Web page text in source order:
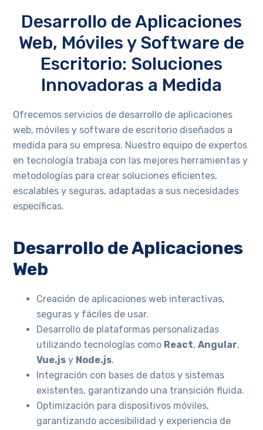
Desarrollo de Aplicaciones
Web, Móviles y Software de
Escritorio: Soluciones
Innovadoras a Medida
Ofrecemos servicios de desarrollo de aplicaciones
web, móviles y software de escritorio diseñados a
medida para su empresa. Nuestro equipo de expertos
en tecnología trabaja con las mejores herramientas y
metodologías para crear soluciones eficientes,
escalables y seguras, adaptadas a sus necesidades
específicas.
Desarrollo de Aplicaciones
Web
Creación de aplicaciones web interactivas,
seguras y fáciles de usar.
Desarrollo de plataformas personalizadas
utilizando tecnologías como React,Angular,
Vue.js y Node.js.
Integración con bases de datos y sistemas
existentes, garantizando una transición fluida.
Optimización para dispositivos móviles,
garantizando accesibilidad y experiencia de